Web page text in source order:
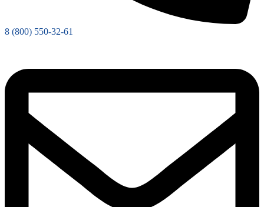
8 (800) 550-32-61